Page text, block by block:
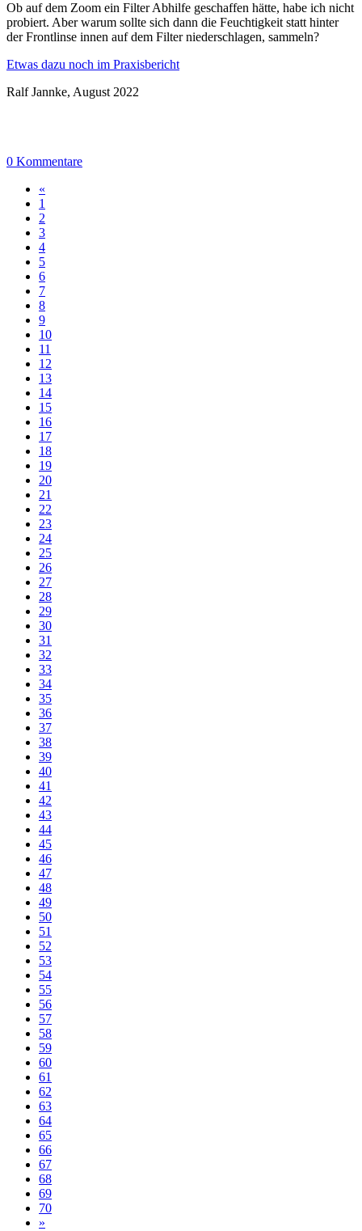
Ob auf dem Zoom ein Filter Abhilfe geschaffen hätte, habe ich nicht
probiert. Aber warum sollte sich dann die Feuchtigkeit statt hinter
der Frontlinse innen auf dem Filter niederschlagen, sammeln?
Etwas dazu noch im Praxisbericht
Ralf Jannke, August 2022
0 Kommentare
«
1
2
3
4
5
6
7
8
9
10
11
12
13
14
15
16
17
18
19
20
21
22
23
24
25
26
27
28
29
30
31
32
33
34
35
36
37
38
39
40
41
42
43
44
45
46
47
48
49
50
51
52
53
54
55
56
57
58
59
60
61
62
63
64
65
66
67
68
69
70
»